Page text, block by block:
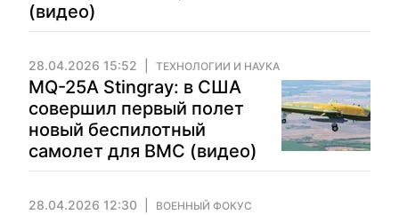
(видео)
28.04.2026 15:52 ТЕХНОЛОГИИ И НАУКА
MQ-25A Stingray: в США
совершил первый полет
новый беспилотный
самолет для ВМС (видео)
28.04.2026 12:30 ВОЕННЫЙ ФОКУС